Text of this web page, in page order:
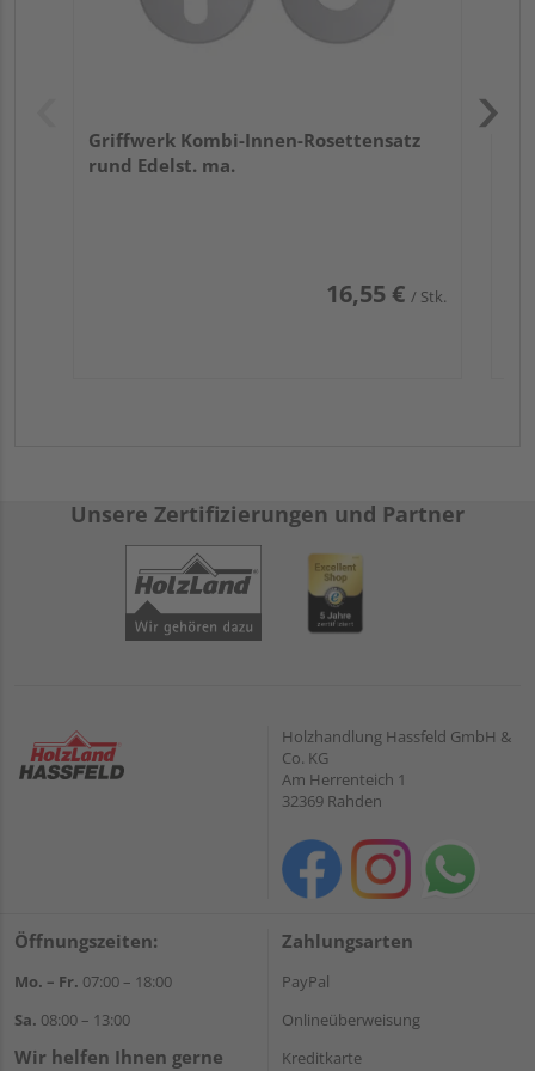
Griffwerk Kombi-Innen-Rosettensatz
rund Edelst. ma.
16,55 € / Stk.
Unsere Zertifizierungen und Partner
Holzhandlung Hassfeld GmbH &
Co. KG
Am Herrenteich 1
32369 Rahden
Öffnungszeiten:
Mo. – Fr. 07:00 – 18:00
Sa. 08:00 – 13:00
Wir helfen Ihnen gerne
Zahlungsarten
PayPal
Onlineüberweisung
Kreditkarte